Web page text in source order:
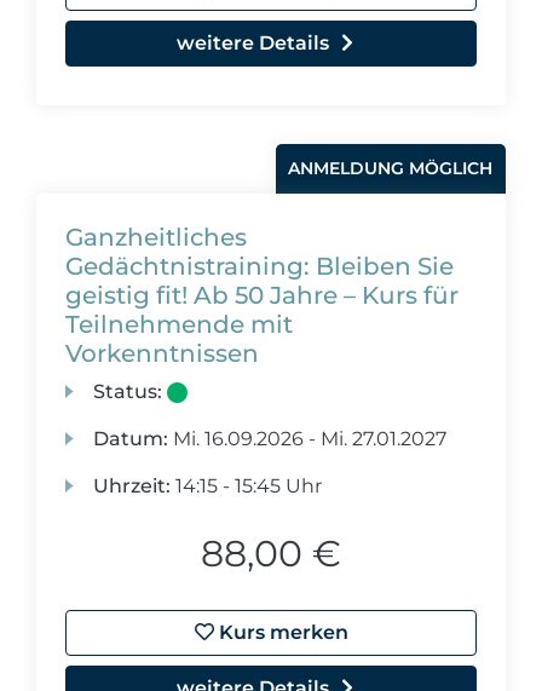
weitere Details
ANMELDUNG MÖGLICH
Ganzheitliches
Gedächtnistraining: Bleiben Sie
geistig fit! Ab 50 Jahre – Kurs für
Teilnehmende mit
Vorkenntnissen
Status:
Datum: Mi. 16.09.2026 - Mi. 27.01.2027
Uhrzeit: 14:15 - 15:45 Uhr
88,00 €
Kurs merken